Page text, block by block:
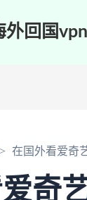
外回国vpn
在国外看爱奇
奇